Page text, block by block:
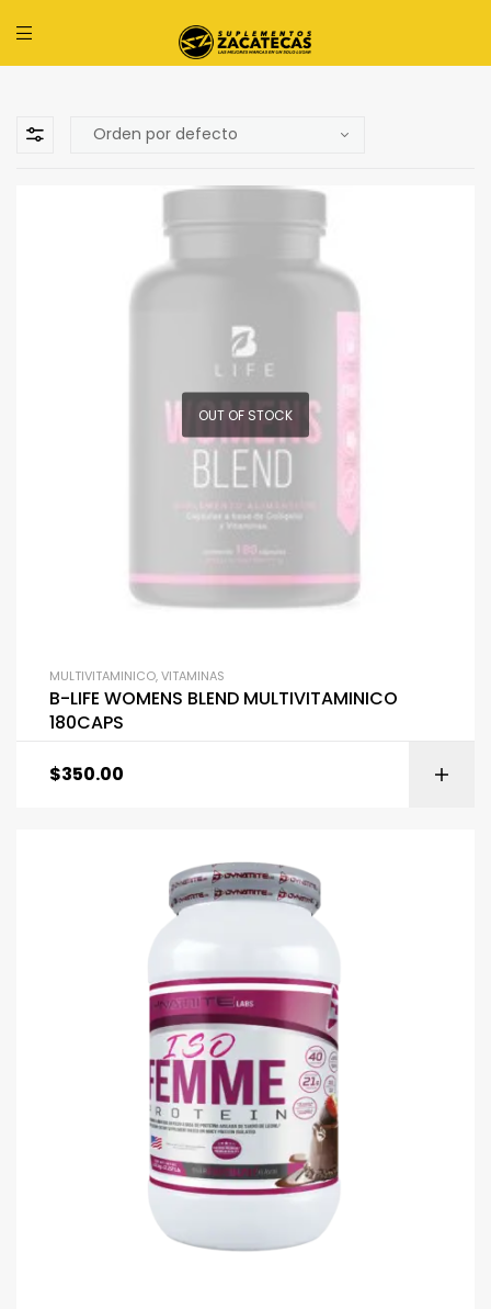
OUT OF STOCK
MULTIVITAMINICO,VITAMINAS
B-LIFE WOMENS BLEND MULTIVITAMINICO
180CAPS
$350.00